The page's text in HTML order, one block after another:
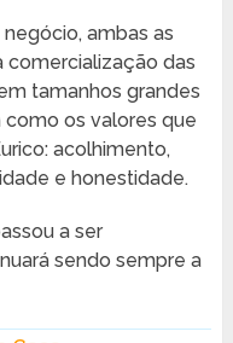
ambas as
comercialização das
tamanhos grandes
como os valores que
acolhimento,
e honestidade.
a ser
sendo sempre a